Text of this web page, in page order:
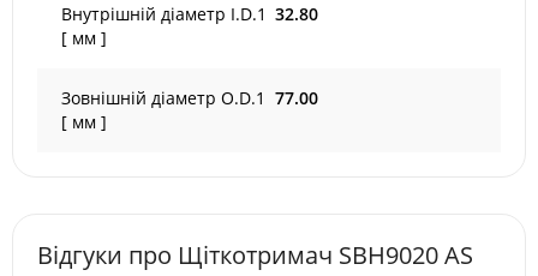
Внутрішній діаметр I.D.1
[ мм ]
32.80
Зовнішній діаметр O.D.1
[ мм ]
77.00
Відгуки про Щіткотримач SBH9020 AS